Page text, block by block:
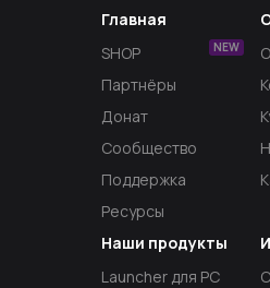
Главная
SHOP
NEW
Партнёры
Донат
Сообщество
Поддержка
Ресурсы
Наши продукты
Launcher для PC